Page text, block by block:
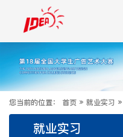
您当前的位置： 首页 » 就业实习 »
就业实习